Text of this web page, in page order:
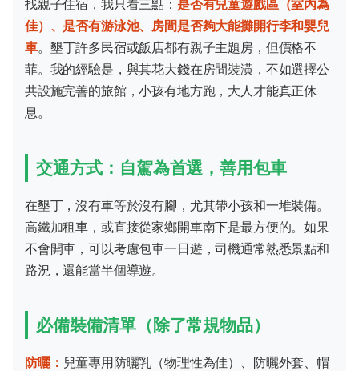
找親子住宿，我只看三點： 是否有兒童遊戲區（室內為
佳）、是否有游泳池、房間是否夠大能攤開行李和嬰兒
車。墾丁許多民宿或飯店都有親子主題房，但價格不
菲。我的經驗是，與其花大錢在房間裝潢，不如選擇公
共設施完善的旅館，小孩有地方跑，大人才能真正休
息。
交通方式：自駕為首選，善用包車
在墾丁，沒有車等於沒有腳，尤其帶小孩和一堆裝備。
高鐵加租車，或直接從家鄉開車南下是最方便的。如果
不會開車，可以考慮包車一日遊，司機通常熟悉景點和
路況，還能當半個導遊。
必備裝備清單（除了常規物品）
防曬： 兒童專用防曬乳（物理性為佳）、防曬外套、帽